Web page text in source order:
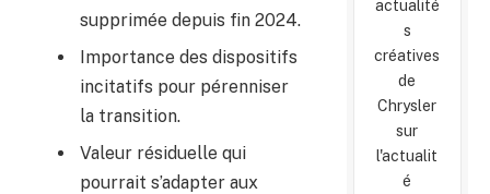
supprimée depuis fin 2024.
Importance des dispositifs
incitatifs pour pérenniser
la transition.
Valeur résiduelle qui
pourrait s’adapter aux
actualité
s
créatives
de
Chrysler
sur
l'actualit
é